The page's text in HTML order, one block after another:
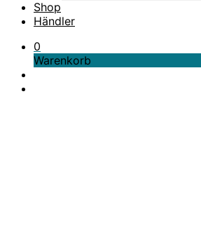
Shop
Händler
0
Warenkorb